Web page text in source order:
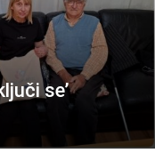
se’